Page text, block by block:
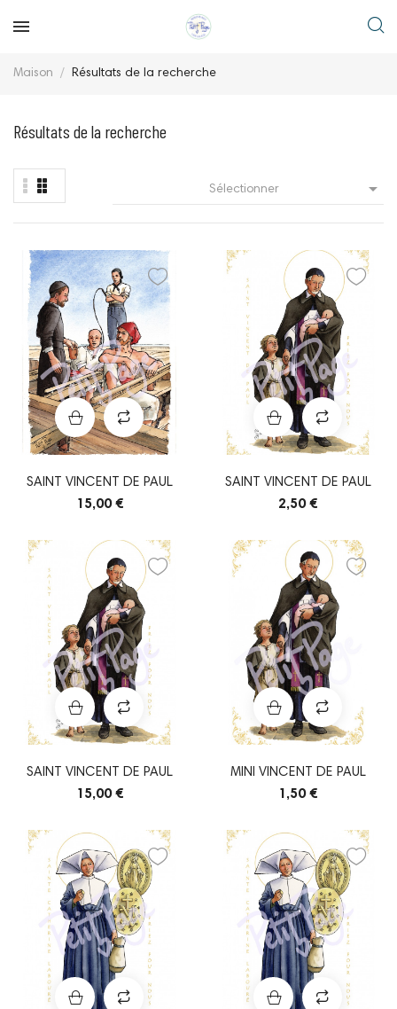
Maison Résultats de la recherche
Résultats de la recherche
Sélectionner 
SAINT VINCENT DE PAUL
15,00 €
SAINT VINCENT DE PAUL
2,50 €
SAINT VINCENT DE PAUL
15,00 €
MINI VINCENT DE PAUL
1,50 €